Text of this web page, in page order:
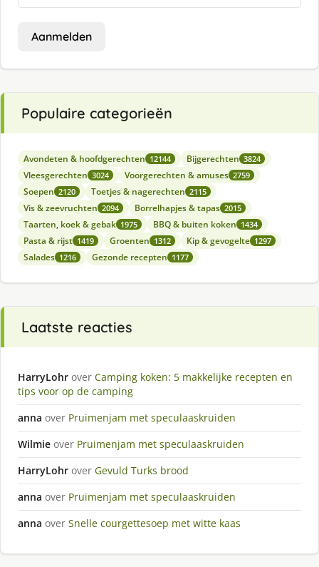
Aanmelden
Populaire categorieën
Avondeten & hoofdgerechten 12144 Bijgerechten 3824
Vleesgerechten 3024 Voorgerechten & amuses 2759
Soepen 2120 Toetjes & nagerechten 2115
Vis & zeevruchten 2094 Borrelhapjes & tapas 2015
Taarten, koek & gebak 1975 BBQ & buiten koken 1434
Pasta & rijst 1419 Groenten 1312 Kip & gevogelte 1297
Salades 1216 Gezonde recepten 1177
Laatste reacties
HarryLohr over Camping koken: 5 makkelijke recepten en
tips voor op de camping
anna over Pruimenjam met speculaaskruiden
Wilmie over Pruimenjam met speculaaskruiden
HarryLohr over Gevuld Turks brood
anna over Pruimenjam met speculaaskruiden
anna over Snelle courgettesoep met witte kaas